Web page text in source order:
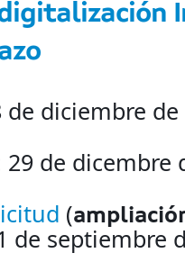
de diciembre de
29 de dicembre
(
de septiembre